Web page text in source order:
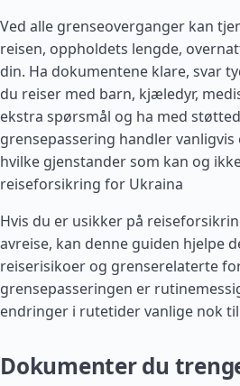
Ved alle grenseoverganger kan
reisen, oppholdets lengde,
din. Ha dokumentene klare, svar
du reiser med barn, kjæledyr,
ekstra spørsmål og ha med
grensepassering handler
hvilke gjenstander som kan og
reiseforsikring for Ukraina
Hvis du er usikker på
avreise, kan denne guiden hjelpe
reiserisikoer og grenserelaterte
grensepasseringen er
endringer i rutetider vanlige nok
Dokumenter du